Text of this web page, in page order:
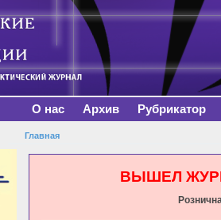
О нас Архив Рубрикатор
Вы здесь
Главная
ВЫШЕЛ